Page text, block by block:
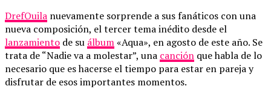
DrefQuila nuevamente sorprende a sus fanáticos con una
nueva composición, el tercer tema inédito desde el
lanzamiento de su álbum«Aqua», en agosto de este año. Se
trata de “Nadie va a molestar”, una canción que habla de lo
necesario que es hacerse el tiempo para estar en pareja y
disfrutar de esos importantes momentos.